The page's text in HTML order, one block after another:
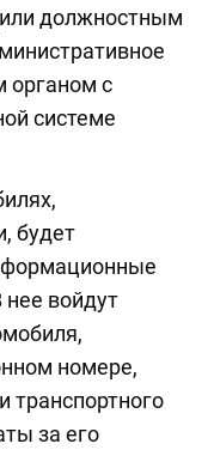
должностным
органом с
системе
будет
войдут
номере,
транспортного
за его